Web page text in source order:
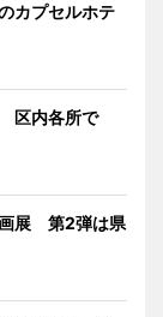
カプセルホテ
区内各所で
画展 第2弾は県